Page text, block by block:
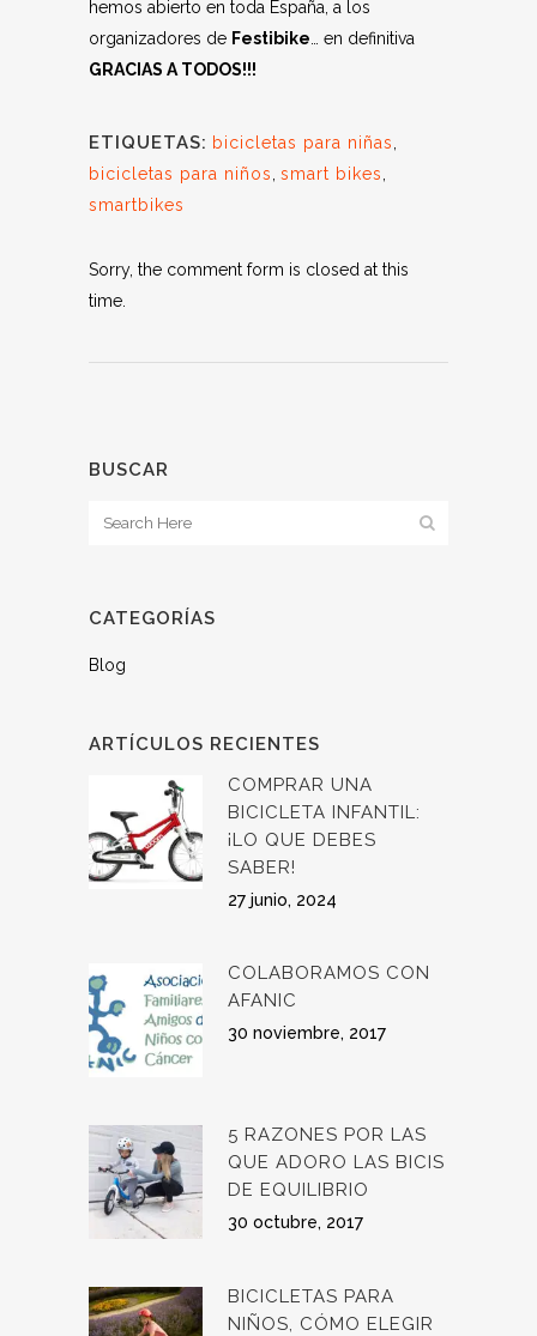
hemos abierto en toda España, a los
organizadores de Festibike … en definitiva
GRACIAS A TODOS!!!
ETIQUETAS: bicicletas para niñas
bicicletas para niños smart bikes
smartbikes
Sorry, the comment form is closed at this
time.
BUSCAR
CATEGORÍAS
Blog
ARTÍCULOS RECIENTES
COMPRAR UNA
BICICLETA INFANTIL:
¡LO QUE DEBES
SABER!
27 junio, 2024
COLABORAMOS CON
AFANIC
30 noviembre, 2017
5 RAZONES POR LAS
QUE ADORO LAS BICIS
DE EQUILIBRIO
30 octubre, 2017
BICICLETAS PARA
NIÑOS, CÓMO ELEGIR